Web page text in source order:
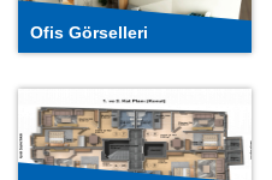
Ofis Görselleri